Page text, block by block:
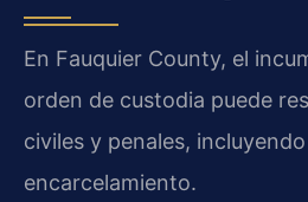
En Fauquier County, el
orden de custodia puede
civiles y penales,
encarcelamiento.